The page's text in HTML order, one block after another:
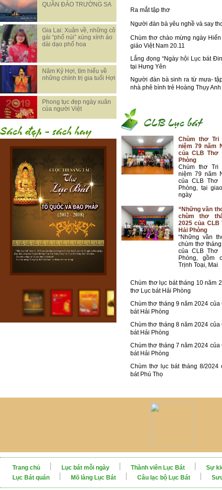
QUẦN ĐẢO TRƯỜNG SA
Gia Lai: Xuân về, những cô
gái “phố núi” xúng xính áo
dài dạo phố hoa
Năm Kỷ Hợi, tìm hiểu về
những chính trị gia tuổi Hợi
Phong tục đẹp ngày xuân
của người Việt
Ra mắt tập thơ
Người đàn bà yêu nghề và say
Chùm thơ chào mừng ngày
giáo Việt Nam 20.11
Lắng đọng “Ngày hội Lục bát
tại Hưng Yên
Người đàn bà sinh ra từ mưa-
nhà phê bình trẻ Hoàng Thụy Anh
Chùm thơ Tri
niệm 79 năm
của CLB Thơ
Phòng
Chùm thơ Tri
niệm 79 năm
của CLB Thơ
Phòng, tại
ngày
“Những vần
chùm thơ
2025 của CLB
Hải Phòng
“Những vần
chùm thơ
của CLB Thơ
Phòng, gồm
Trịnh Toại, Mai
Chùm thơ lục bát tháng 10 năm
thơ Lục bát Hải Phòng
Chùm thơ tháng 9 năm 2024 của
bát Hải Phòng
Chùm thơ tháng 8 năm 2024 của
bát Hải Phòng
Chùm thơ tháng 7 năm 2024 của
bát Hải Phòng
Chùm thơ lục bát tháng 8/2024
bát Phú Thọ
Trang chủ Lục bát mỗi ngày Thành viên Lục Bát
Sự
Lục Bát quán
Mõ làng Lục Bát Câu lạc bộ Lục Bát